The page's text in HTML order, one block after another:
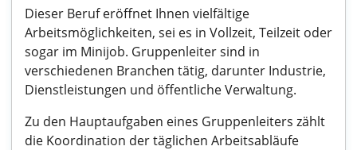
Dieser Beruf eröffnet Ihnen vielfältige
Arbeitsmöglichkeiten, sei es in Vollzeit, Teilzeit oder
sogar im Minijob. Gruppenleiter sind in
verschiedenen Branchen tätig, darunter Industrie,
Dienstleistungen und öffentliche Verwaltung.
Zu den Hauptaufgaben eines Gruppenleiters zählt
die Koordination der täglichen Arbeitsabläufe